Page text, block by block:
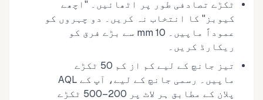
ٹکڑے تصادفی طور پر اٹھائیں۔ "اچھے
کیوبز" کا انتخاب نہ کریں۔ دو چہروں کو
عموداً ماپیں۔ 10 mm سے بڑے فرق کو
ریکارڈ کریں۔
تیز جانچ کے لیے کم از کم 50 ٹکڑے
ماپیں۔ رسمی جانچ کے لیے، آپ کے AQL
پلان کے مطابق ہر لاٹ پر 200–500 ٹکڑے